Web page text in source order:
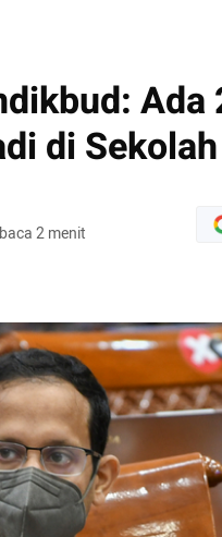
Ada
di Sekolah
2 menit